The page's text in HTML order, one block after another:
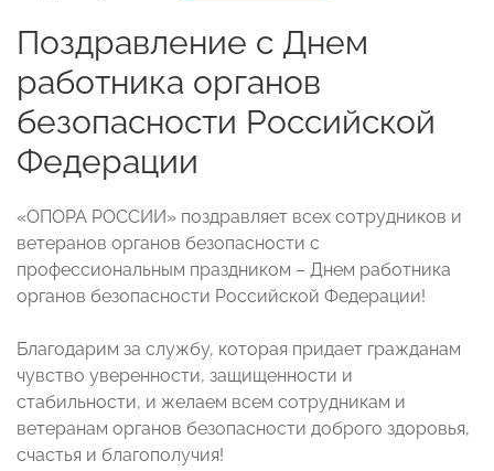
Поздравление с Днем
работника органов
безопасности Российской
Федерации
«ОПОРА РОССИИ» поздравляет всех сотрудников и
ветеранов органов безопасности с
профессиональным праздником – Днем работника
органов безопасности Российской Федерации!
Благодарим за службу, которая придает гражданам
чувство уверенности, защищенности и
стабильности, и желаем всем сотрудникам и
ветеранам органов безопасности доброго здоровья,
счастья и благополучия!